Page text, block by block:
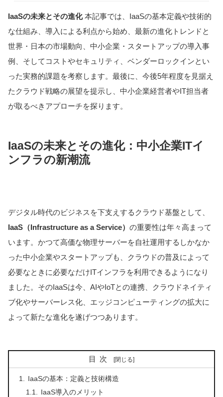
IaaSの未来とその進化本記事では、IaaSの基本定義や技術的
な仕組み、導入による利点から始め、最新の進化トレンドと
世界・日本の市場動向、中小企業・スタートアップの導入事
例、そしてコストやセキュリティ、ベンダーロックインとい
った実務的課題を考察します。最後に、今後5年程度を見据え
たクラウド戦略の展望を提示し、中小企業経営者やIT担当者
が取るべきアプローチを探ります。
IaaSの未来とその進化：中小企業ITイ
ンフラの新潮流
デジタル時代のビジネスを下支えするクラウド基盤として、
IaaS（Infrastructure as a Service） の重要性は年々高まって
います。かつて高価な物理サーバーを自社運用するしかなか
った中小企業やスタートアップも、クラウドの普及によって
必要なときに必要なだけITインフラを利用できるようになり
ました。そのIaaSは今、AIやIoTとの連携、クラウドネイティ
ブ化やサーバーレス化、エッジコンピューティングの拡大に
よって新たな進化を遂げつつあります。
目次
IaaSの基本：定義と技術構造
IaaS導入のメリット